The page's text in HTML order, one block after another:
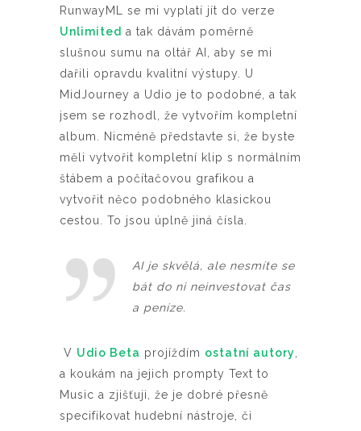
RunwayML se mi vyplatí jít do verze
Unlimited a tak dávám poměrně
slušnou sumu na oltář AI, aby se mi
dařili opravdu kvalitní výstupy. U
MidJourney a Udio je to podobné, a tak
jsem se rozhodl, že vytvořím kompletní
album. Nicméně představte si, že byste
měli vytvořit kompletní klip s normálním
štábem a počítačovou grafikou a
vytvořit něco podobného klasickou
cestou. To jsou úplně jiná čísla.
AI je skvělá, ale nesmíte se
bát do ni neinvestovat čas
a peníze.
V Udio Beta projíždím ostatní autory
a koukám na jejich prompty Text to
Music a zjišťuji, že je dobré přesně
specifikovat hudební nástroje, či